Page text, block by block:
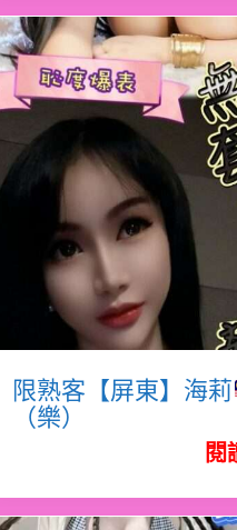
限熟客【屏東】海莉
（樂）
閱